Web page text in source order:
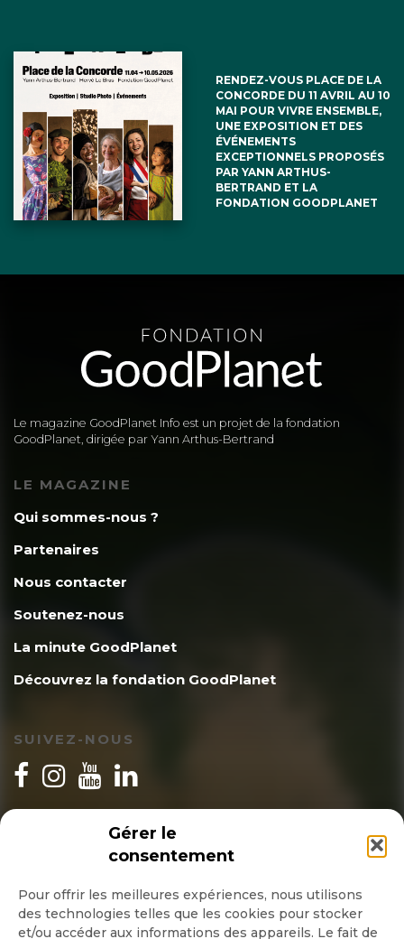
Gérer le
consentement
Pour offrir les meilleures expériences, nous utilisons
des technologies telles que les cookies pour stocker
et/ou accéder aux informations des appareils. Le fait de
RENDEZ-VOUS PLACE DE LA
CONCORDE DU 11 AVRIL AU 10
MAI POUR VIVRE ENSEMBLE,
UNE EXPOSITION ET DES
ÉVÉNEMENTS
EXCEPTIONNELS PROPOSÉS
PAR YANN ARTHUS-
BERTRAND ET LA
FONDATION GOODPLANET
Le magazine GoodPlanet Info est un projet de la fondation
GoodPlanet, dirigée par Yann Arthus-Bertrand
LE MAGAZINE
Qui sommes-nous ?
Partenaires
Nous contacter
Soutenez-nous
La minute GoodPlanet
Découvrez la fondation GoodPlanet
SUIVEZ-NOUS
INSCRIPTION NEWSLETTER
Quotidienne